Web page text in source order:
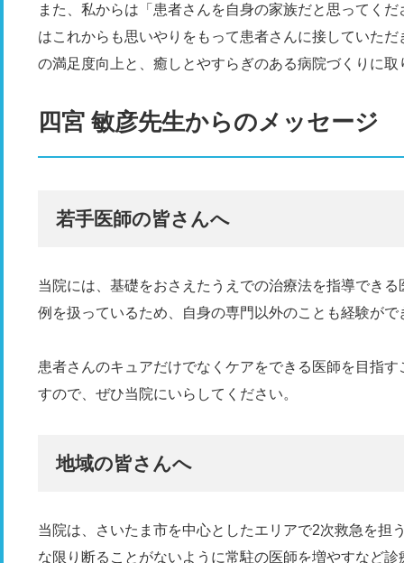
また、私からは「患者さんを自身の家族だと思ってく
はこれからも思いやりをもって患者さんに接していた
の満足度向上と、癒しとやすらぎのある病院づくりに
四宮 敏彦先生からのメッセージ
若手医師の皆さんへ
当院には、基礎をおさえたうえでの治療法を指導でき
例を扱っているため、自身の専門以外のことも経験がで
患者さんのキュアだけでなくケアをできる医師を目指
すので、ぜひ当院にいらしてください。
地域の皆さんへ
当院は、さいたま市を中心としたエリアで2次救急を担
な限り断ることがないように常駐の医師を増やすなど